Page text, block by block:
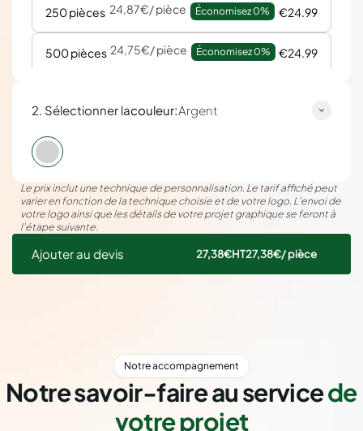
250 pièces 24,87€/ pièce Économisez 0% €24.99
500 pièces 24,75€/ pièce Économisez 0% €24.99
2. Sélectionner lacouleur:Argent
Le prix inclut une technique de personnalisation. Le tarif affiché peut
varier en fonction de la technique choisie et de votre logo. L’envoi de
votre logo ainsi que les détails de votre projet graphique se feront à
l’étape suivante.
Ajouter au devis 27,38€HT27,38€/ pièce
Notre accompagnement
Notre savoir-faire au servicede
votre projet